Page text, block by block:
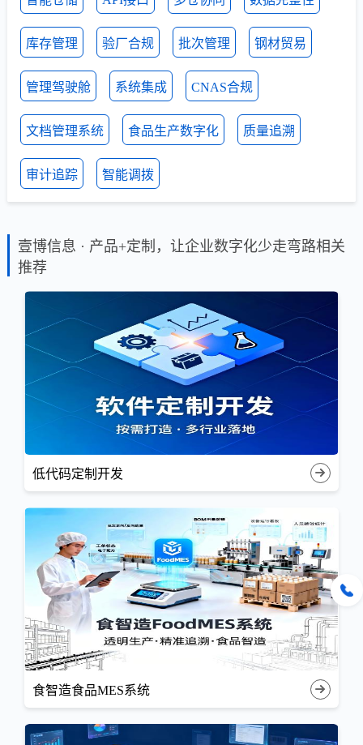
库存管理 验厂合规 批次管理 钢材贸易
管理驾驶舱 系统集成 CNAS合规
文档管理系统 食品生产数字化 质量追溯
审计追踪 智能调拨
壹博信息 · 产品+定制，让企业数字化少走弯路相关
推荐
低代码定制开发
食智造食品MES系统